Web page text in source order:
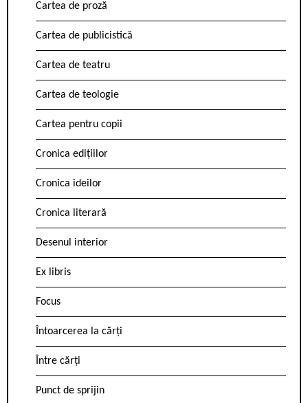
Cartea de proză
Cartea de publicistică
Cartea de teatru
Cartea de teologie
Cartea pentru copii
Cronica edițiilor
Cronica ideilor
Cronica literară
Desenul interior
Ex libris
Focus
Întoarcerea la cărți
Între cărți
Punct de sprijin